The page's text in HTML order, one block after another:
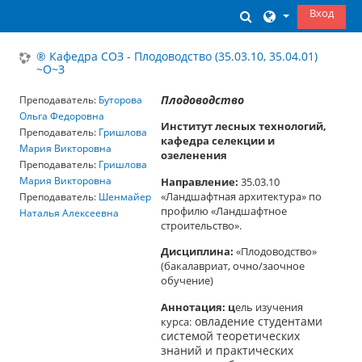
ИзменитьВход
® Кафедра СОЗ - Плодоводство (35.03.10, 35.04.01)
~О~З
Плодоводство
Институт лесных технологий,
кафедра селекции и
озеленения
Направление: 35.03.10
«Ландшафтная архитектура» по
профилю «Ландшафтное
строительство».
Дисциплина: «Плодоводство»
(бакалавриат, очно/заочное
обучение)
Аннотация: цель изучения
курса: овладение студентами
системой теоретических
знаний и практических
Преподаватель: Буторова
Ольга Федоровна
Преподаватель: Гришлова
Мария Викторовна
Преподаватель: Гришлова
Мария Викторовна
Преподаватель: Шенмайер
Наталья Алексеевна